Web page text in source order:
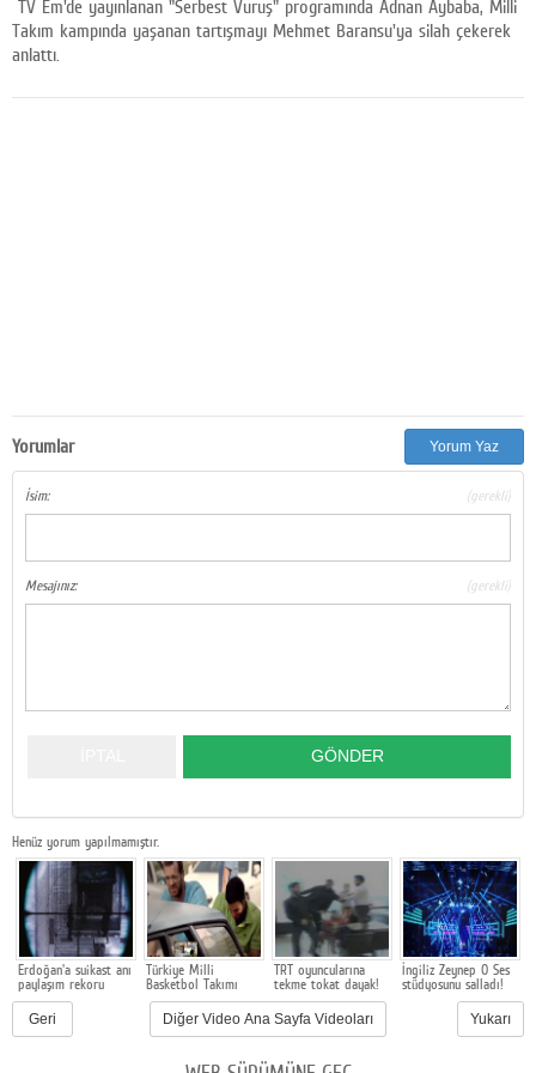
Facebook
SOSYAL MEDYA
Twitter
Google Plus
TV Em'de yayınlanan "Serbest Vuruş" programında Adnan Aybaba, Milli
Takım kampında yaşanan tartışmayı Mehmet Baransu'ya silah çekerek
anlattı.
Yorumlar Yorum Yaz
İsim: (gerekli)
Mesajınız: (gerekli)
Henüz yorum yapılmamıştır.
Erdoğan'a suikast anı
paylaşım rekoru
kırıyor
Türkiye Milli
Basketbol Takımı
reklamı
TRT oyuncularına
tekme tokat dayak!
İngiliz Zeynep O Ses
stüdyosunu salladı!
Geri Diğer Video Ana Sayfa Videoları Yukarı